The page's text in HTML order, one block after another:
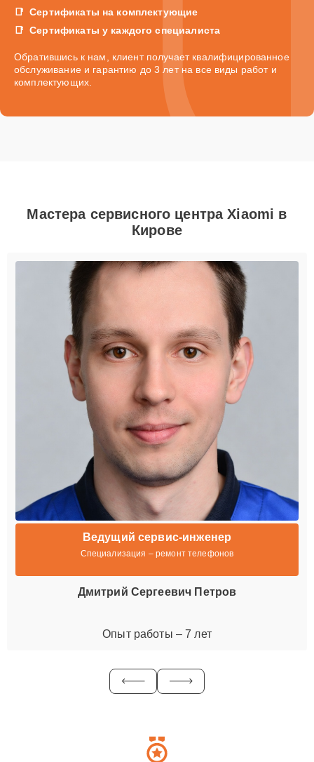
Сертификаты на комплектующие
Сертификаты у каждого специалиста
Обратившись к нам, клиент получает квалифицированное
обслуживание и гарантию до 3 лет на все виды работ и
комплектующих.
Мастера сервисного центра Xiaomi в
Кирове
Ведущий сервис-инженер
Специализация – ремонт телефонов
Дмитрий Сергеевич Петров
Опыт работы – 7 лет